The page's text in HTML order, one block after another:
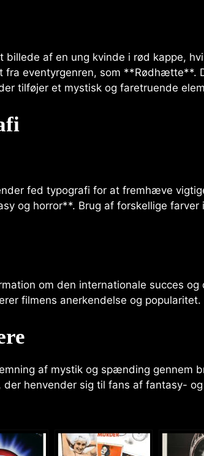
billede af en ung kvinde i rød kappe,
fra eventyrgenren, som **Rødhætte**.
tilføjer et mystisk og faretruende
fed typografi for at fremhæve
og horror**. Brug af forskellige farver
om den internationale succes og
filmens anerkendelse og popularitet.
af mystik og spænding gennem
henvender sig til fans af fantasy-